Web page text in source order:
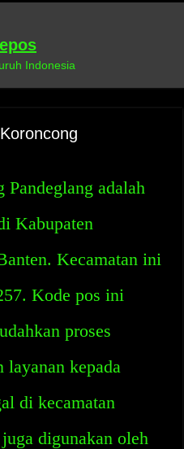
Indonesia
Pandeglang adalah
Kabupaten
Kecamatan ini
Kode pos ini
proses
layanan kepada
di kecamatan
digunakan oleh